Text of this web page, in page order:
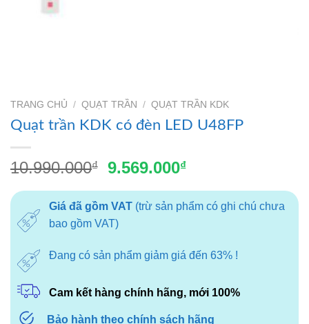
TRANG CHỦ / QUẠT TRẦN / QUẠT TRẦN KDK
Quạt trần KDK có đèn LED U48FP
10.990.000₫
Giá
là:
10.990.000₫.
9.569.000₫Giá
tại
là:
Giá đã gồm VAT(trừ sản phẩm có ghi chú chưa
bao gồm VAT)
Đang có sản phẩm giảm giá đến 63% !
Cam kết hàng chính hãng, mới 100%
Bảo hành theo chính sách hãng